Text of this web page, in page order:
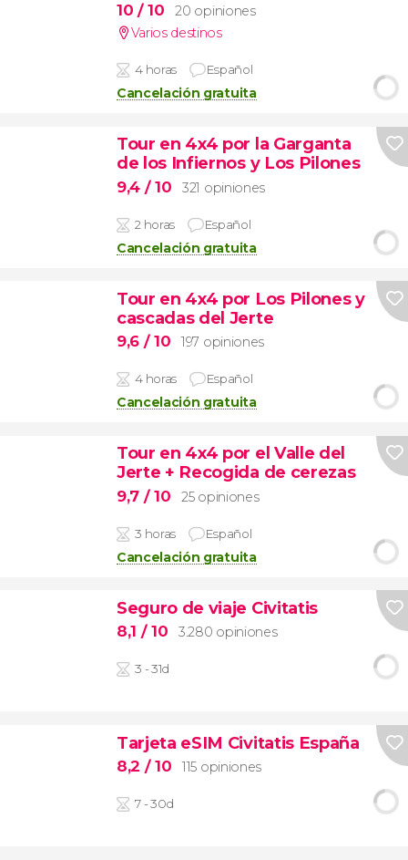
10 / 10
20 opiniones
Varios destinos
4 horas Español
Cancelación gratuita
Tour en 4x4 por la Garganta
de los Infiernos y Los Pilones
9,4 / 10 321 opiniones
2 horas Español
Cancelación gratuita
Tour en 4x4 por Los Pilones y
cascadas del Jerte
9,6 / 10 197 opiniones
4 horas Español
Cancelación gratuita
Tour en 4x4 por el Valle del
Jerte + Recogida de cerezas
9,7 / 10 25 opiniones
3 horas Español
Cancelación gratuita
Seguro de viaje Civitatis
8,1 / 10 3.280 opiniones
3 - 31d
Tarjeta eSIM Civitatis España
8,2 / 10 115 opiniones
7 - 30d